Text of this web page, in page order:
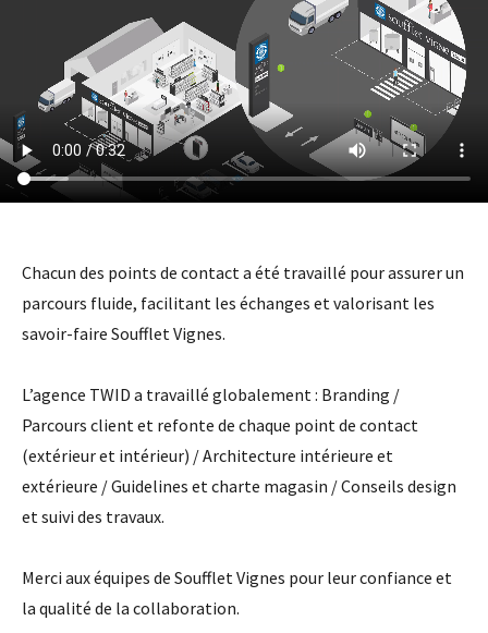
Chacun des points de contact a été travaillé pour assurer un
parcours fluide, facilitant les échanges et valorisant les
savoir-faire Soufflet Vignes.
L’agence TWID a travaillé globalement : Branding /
Parcours client et refonte de chaque point de contact
(extérieur et intérieur) / Architecture intérieure et
extérieure / Guidelines et charte magasin / Conseils design
et suivi des travaux.
Merci aux équipes de Soufflet Vignes pour leur confiance et
la qualité de la collaboration.